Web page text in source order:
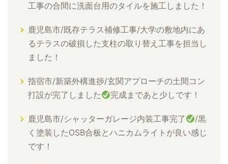
工事の合間に洗面台用のタイルを施工しました！
鹿児島市/既存テラス補修工事/大学の敷地内にあ
るテラスの破損した支柱の取り替え工事を担当し
ました！
指宿市/新築外構進捗/玄関アプローチの土間コン
打設が完了しました
完成まであと少しです！
鹿児島市/シャッターガレージ内装工事完了
/黒
く塗装したOSB合板とハニカムライトが良い感じ
です！